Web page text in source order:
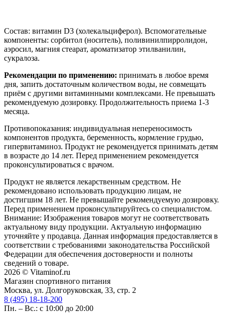
Состав: витамин D3 (холекальциферол). Вспомогательные
компоненты: сорбитол (носитель), поливинилпирролидон,
аэросил, магния стеарат, ароматизатор этилванилин,
сукралоза.
Рекомендации по применению: принимать в любое время
дня, запить достаточным количеством воды, не совмещать
приём с другими витаминными комплексами. Не превышать
рекомендуемую дозировку. Продолжительность приема 1-3
месяца.
Противопоказания: индивидуальная непереносимость
компонентов продукта, беременность, кормление грудью,
гипервитаминоз. Продукт не рекомендуется принимать детям
в возрасте до 14 лет. Перед применением рекомендуется
проконсультироваться с врачом.
Продукт не является лекарственным средством. Не
рекомендовано использовать продукцию лицам, не
достигшим 18 лет. Не превышайте рекомендуемую дозировку.
Перед применением проконсультируйтесь со специалистом.
Внимание: Изображения товаров могут не соответствовать
актуальному виду продукции. Актуальную информацию
уточняйте у продавца. Данная информация предоставляется в
соответствии с требованиями законодательства Российской
Федерации для обеспечения достоверности и полноты
сведений о товаре.
2026 © Vitaminof.ru
Магазин спортивного питания
Москва, ул. Долгоруковская, 33, стр. 2
8 (495) 18-18-200
Пн. – Вс.: с 10:00 до 20:00